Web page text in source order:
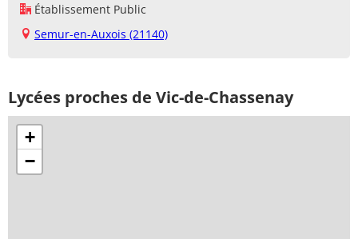
Établissement Public
Semur-en-Auxois (21140)
Lycées proches de Vic-de-Chassenay
+
−